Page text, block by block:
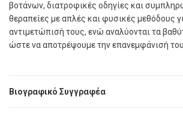
βοτάνων, διατροφικές οδηγίες και
θεραπείες με απλές και φυσικές μεθόδους
αντιμετώπισή τους, ενώ αναλύονται τα
ώστε να αποτρέψουμε την επανεμφάνισή
Βιογραφικό Συγγραφέα